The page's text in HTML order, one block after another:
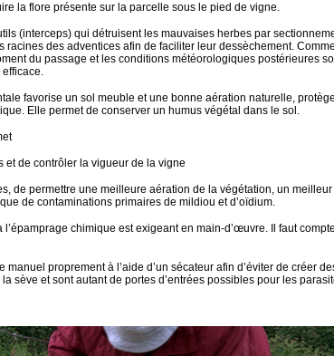
la flore présente sur la parcelle sous le pied de vigne.
(interceps) qui détruisent les mauvaises herbes par
racines des adventices afin de faciliter leur dessèchement.
du passage et les conditions météorologiques postérieures
favorise un sol meuble et une bonne aération naturelle,
Elle permet de conserver un humus végétal dans le sol.
et de contrôler la vigueur de la vigne
de permettre une meilleure aération de la végétation, un meilleur
de contaminations primaires de mildiou et d’oïdium.
l’épamprage chimique est exigeant en main-d’œuvre. Il faut
manuel proprement à l’aide d’un sécateur afin d’éviter de créer
sève et sont autant de portes d’entrées possibles pour les